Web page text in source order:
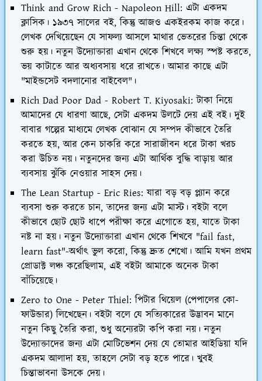
Think and Grow Rich - Napoleon Hill: এটা একদম
ক্লাসিক। ১৯৩৭ সালের বই, কিন্তু আজও একইরকম কাজ করে।
লেখক দেখিয়েছেন যে সাফল্য আসলে মাথার ভেতরের চিন্তা থেকে
শুরু হয়। নতুন উদ্যোক্তারা এখান থেকে শিখবে লক্ষ্য স্পষ্ট করতে,
ভয় কাটাতে আর অধ্যবসায় ধরে রাখতে। আমার কাছে এটা
"মাইন্ডসেট বদলানোর বাইবেল"।
Rich Dad Poor Dad - Robert T. Kiyosaki: টাকা নিয়ে
আমাদের যে ধারণা আছে, সেটা একদম উলটে দেয় এই বই। দুই
বাবার গল্পের মাধ্যমে লেখক বোঝান যে সম্পদ কীভাবে তৈরি
করতে হয়, আর কেন চাকরি করে সারাজীবন ধরে টাকা খরচ
করা উচিত নয়। নতুনদের জন্য এটা আর্থিক বুদ্ধি বাড়ায় আর
ব্যবসায় ঝুঁকি নেওয়ার সাহস দেয়।
The Lean Startup - Eric Ries: যারা বড় বড় প্ল্যান করে
ব্যবসা শুরু করতে চান, তাদের জন্য এটা মাস্ট। বইটা বলে
কীভাবে ছোট ছোট ধাপে পরীক্ষা করে এগোতে হয়, যাতে টাকা
নষ্ট না হয়। নতুন উদ্যোক্তারা এখান থেকে শিখবে "fail fast,
learn fast"-অর্থাৎ ভুল করো, কিন্তু দ্রুত শেখো। আমি যখন প্রথম
প্রোডাক্ট লঞ্চ করেছিলাম, এই বইটা আমাকে অনেক টাকা
বাঁচিয়েছে।
Zero to One - Peter Thiel: পিটার থিয়েল (পেপালের কো-
ফাউন্ডার) লিখেছেন। বইটা বলে যে সত্যিকারের উদ্ভাবন মানে
নতুন কিছু তৈরি করা, শুধু অন্যেরটা কপি করা নয়। নতুন
উদ্যোক্তাদের জন্য এটা মোটিভেশন দেয় যে তোমার আইডিয়া যদি
একদম আলাদা হয়, তাহলে সেটা বড় হতে পারে। খুবই
চিন্তাভাবনা উসকে দেয়।